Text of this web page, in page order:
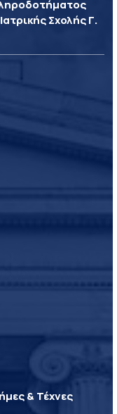
Σχολής Γ.
& Τέχνες